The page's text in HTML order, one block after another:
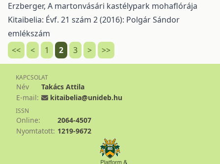
Erzberger, A martonvásári kastélypark mohaflórája
Kitaibelia: Évf. 21 szám 2 (2016): Polgár Sándor
emlékszám
<<
< 1 2 3 > >>
KAPCSOLAT
Név
Takács Attila
E-mail:
kitaibelia@unideb.hu
ISSN
Online:
2064-4507
Nyomtatott: 1219-9672